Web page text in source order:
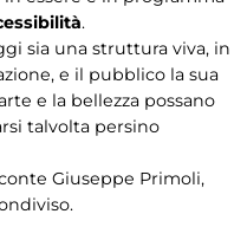
.
sia una struttura viva, in
e il pubblico la sua
e la bellezza possano
talvolta persino
Giuseppe Primoli,